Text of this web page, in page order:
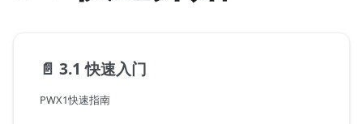
📄️ 3.1 快速入门
PWX1快速指南